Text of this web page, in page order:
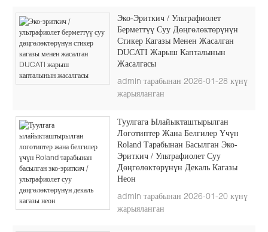
Эко-Эриткич / Ультрафиолет
Берметтүү Суу Дөңгөлөктөрүнүн
Стикер Кагазы Менен Жасалган
DUCATI Жарыш Капталынын
Жасалгасы
admin тарабынан 2026-01-28 күнү
жарыяланган
Туулгага Ылайыкташтырылган
Логотиптер Жана Белгилер Үчүн
Roland Тарабынан Басылган Эко-
Эриткич / Ультрафиолет Суу
Дөңгөлөктөрүнүн Декаль Кагазы
Неон
admin тарабынан 2026-01-20 күнү
жарыяланган